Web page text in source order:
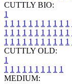
CUTTLY BIO:
1
1 1 1 1 1 1 1 1 1 1 1
1 1 1 1 1 1 1 1 1 1 1
1 1 1 1 1 1 1 1 1 1 1
CUTTLY OLD:
1
1 1 1 1 1 1 1 1 1 1
MEDIUM: